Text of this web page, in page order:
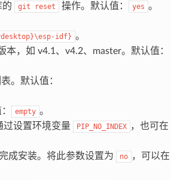
的 git reset 操作。默认值： yes 。
idf} 。
本，如 v4.1、v4.2、master。默认值：
。默认值：
empty 。
过设置环境变量 PIP_NO_INDEX ，也可在
成安装。将此参数设置为 no ，可以在